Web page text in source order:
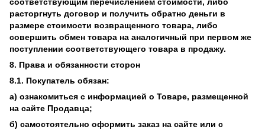
расторгнуть договор и получить обратно деньги в
размере стоимости возвращенного товара, либо
совершить обмен товара на аналогичный при первом же
поступлении соответствующего товара в продажу.
8. Права и обязанности сторон
8.1. Покупатель обязан:
а) ознакомиться с информацией о Товаре, размещенной
на сайте Продавца;
б) самостоятельно оформить заказ на сайте или с